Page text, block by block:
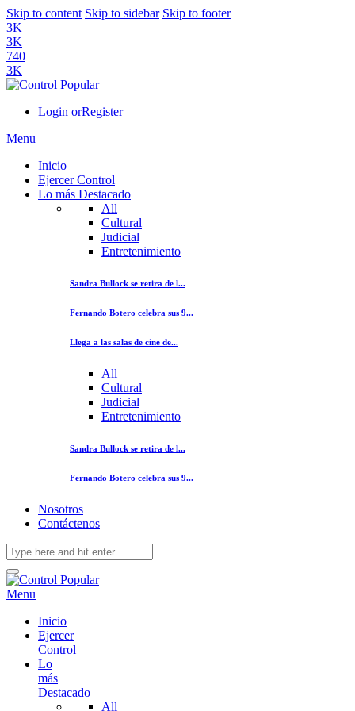
Skip to content Skip to sidebar Skip to footer
3K
3K
740
3K
Login orRegister
Menu
Inicio
Ejercer Control
Lo más Destacado
All
Cultural
Judicial
Entretenimiento
Sandra Bullock se retira de l...
Fernando Botero celebra sus 9...
Llega a las salas de cine de...
All
Cultural
Judicial
Entretenimiento
Sandra Bullock se retira de l...
Fernando Botero celebra sus 9...
Nosotros
Contáctenos
Menu
Inicio
Ejercer
Control
Lo
más
Destacado
All